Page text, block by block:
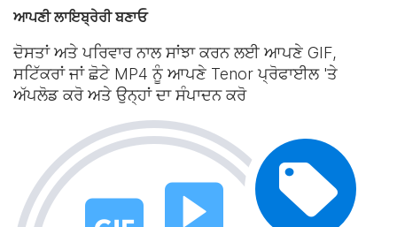
ਆਪਣੀ ਲਾਇਬ੍ਰੇਰੀ ਬਣਾਓ
ਦੋਸਤਾਂ ਅਤੇ ਪਰਿਵਾਰ ਨਾਲ ਸਾਂਝਾ ਕਰਨ ਲਈ ਆਪਣੇ GIF,
ਸਟਿੱਕਰਾਂ ਜਾਂ ਛੋਟੇ MP4 ਨੂੰ ਆਪਣੇ Tenor ਪ੍ਰੋਫਾਈਲ 'ਤੇ
ਅੱਪਲੋਡ ਕਰੋ ਅਤੇ ਉਨ੍ਹਾਂ ਦਾ ਸੰਪਾਦਨ ਕਰੋ